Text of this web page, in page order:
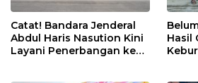
Catat! Bandara Jenderal
Abdul Haris Nasution Kini
Layani Penerbangan ke
Hasil